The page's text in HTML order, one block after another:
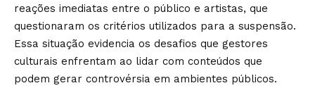
reações imediatas entre o público e artistas, que
questionaram os critérios utilizados para a suspensão.
Essa situação evidencia os desafios que gestores
culturais enfrentam ao lidar com conteúdos que
podem gerar controvérsia em ambientes públicos.